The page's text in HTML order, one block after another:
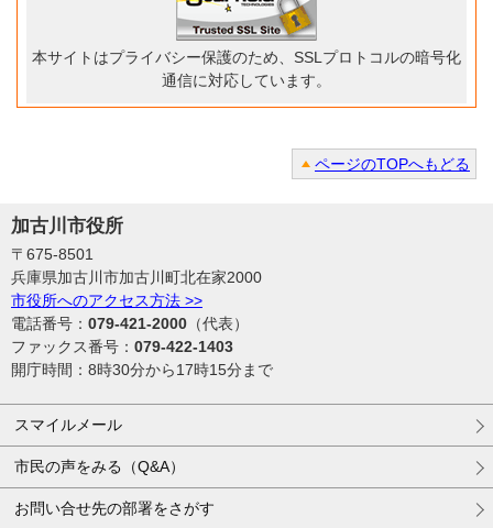
本サイトはプライバシー保護のため、SSLプロトコルの暗号化
通信に対応しています。
ページのTOPへもどる
加古川市役所
〒675-8501
兵庫県加古川市加古川町北在家2000
市役所へのアクセス方法 >>
電話番号： 079-421-2000 （代表）
ファックス番号： 079-422-1403
開庁時間：8時30分から17時15分まで
スマイルメール
市民の声をみる（Q&A）
お問い合せ先の部署をさがす